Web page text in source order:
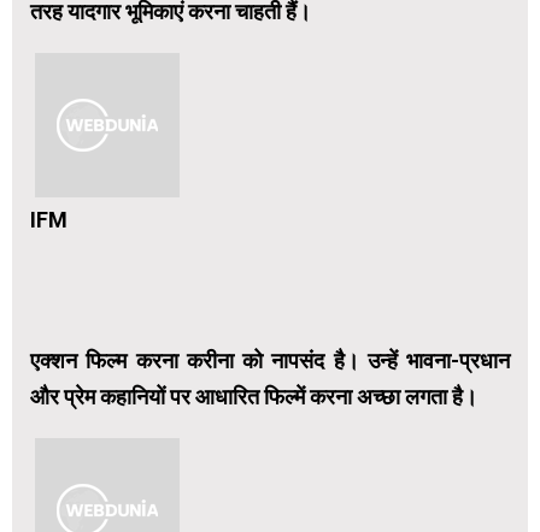
तरह यादगार भूमिकाएं करना चाहती हैं।
IFM
एक्शन फिल्म करना करीना को नापसंद है। उन्हें भावना-प्रधान
और प्रेम कहानियों पर आधारित फिल्में करना अच्छा लगता है।